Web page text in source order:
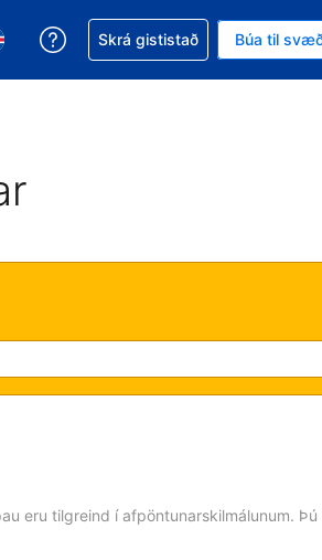
Í augnablikinu er gjaldmiðillinn
þitt tungumál. Í augnablikinu er
Fá aðstoð við bókunina
Skrá gististað Búa til
eru tilgreind í afpöntunarskilmálunum.